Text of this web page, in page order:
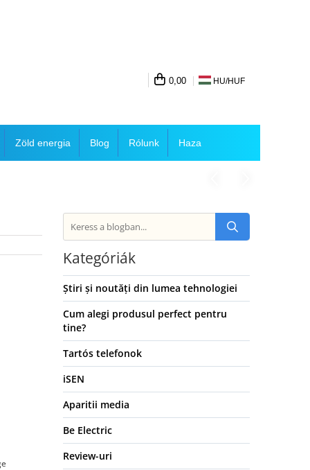
0,00 HU/HUF
Zöld energia Blog Rólunk Haza
Kategóriák
Știri și noutăți din lumea tehnologiei
Cum alegi produsul perfect pentru
tine?
Tartós telefonok
iSEN
Aparitii media
Be Electric
Review-uri